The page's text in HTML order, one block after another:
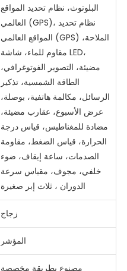
البلوتوث، نظام تحديد المواقع
العالمي (GPS)، نظام تحديد
المواقع العالمي (GPS) الملاحة،
مقاوم للماء، شاشة LED،
مضيئة، التصوير الفوتوغرافي،
الطاقة الشمسية، تذكير
الرسائل، مكالمة هاتفية، بوصلة،
عرض الأسبوع، عقارب مضيئة،
مضادة للمغناطيس، قياس درجة
الحرارة، قياس الضغط، مقاومة
الصدمات، ساعة إيقاف، ضوء
خلفي، مجوف، مقياس سرعة
الدوران ، ثلاث إبر صغيرة
زجاج
المؤشر
مصنوع بطريقة مخصصة